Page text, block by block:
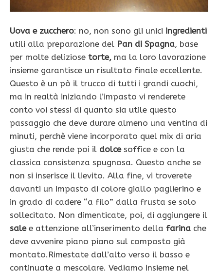
Uova e zucchero: no, non sono gli unici ingredienti
utili alla preparazione del Pan di Spagna, base
per molte deliziose torte, ma la loro lavorazione
insieme garantisce un risultato finale eccellente.
Questo è un pò il trucco di tutti i grandi cuochi,
ma in realtà iniziando l’impasto vi renderete
conto voi stessi di quanto sia utile questo
passaggio che deve durare almeno una ventina di
minuti, perchè viene incorporato quel mix di aria
giusta che rende poi il dolcesoffice e con la
classica consistenza spugnosa. Questo anche se
non si inserisce il lievito. Alla fine, vi troverete
davanti un impasto di colore giallo paglierino e
in grado di cadere “a filo” dalla frusta se solo
sollecitato. Non dimenticate, poi, di aggiungere il
salee attenzione all’inserimento della farina che
deve avvenire piano piano sul composto già
montato.Rimestate dall’alto verso il basso e
continuate a mescolare. Vediamo insieme nel